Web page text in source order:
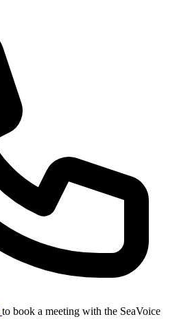
to book a meeting with the SeaVoice